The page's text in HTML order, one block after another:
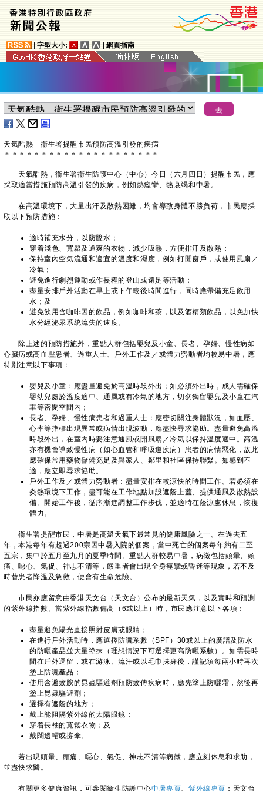
字型大小: 網頁指南
天氣酷熱 衞生署提醒市民預防高溫引發的疾病
＊ ＊ ＊ ＊ ＊ ＊ ＊ ＊ ＊ ＊ ＊ ＊ ＊ ＊ ＊ ＊ ＊ ＊ ＊ ＊ ＊
天氣酷熱，衞生署衞生防護中心（中心）今日（六月四日）提醒市民，應
採取適當措施預防高溫引發的疾病，例如熱痙攣、熱衰竭和中暑。
在高溫環境下，大量出汗及散熱困難，均會導致身體不勝負荷，市民應採
取以下預防措施：
適時補充水分，以防脫水；
穿着淺色、寬鬆及通爽的衣物，減少吸熱，方便排汗及散熱；
保持室內空氣流通和適宜的溫度和濕度，例如打開窗戶，或使用風扇／
冷氣；
避免進行劇烈運動或作長程的登山或遠足等活動；
盡量安排戶外活動在早上或下午較後時間進行，同時應帶備充足飲用
水；及
避免飲用含咖啡因的飲品，例如咖啡和茶，以及酒精類飲品，以免加快
水分經泌尿系統流失的速度。
除上述的預防措施外，重點人群包括嬰兒及小童、長者、孕婦、慢性病如
心臟病或高血壓患者、過重人士、戶外工作及／或體力勞動者均較易中暑，應
特別注意以下事項：
嬰兒及小童：應盡量避免於高溫時段外出；如必須外出時，成人需確保
嬰幼兒處於溫度適中、通風或有冷氣的地方，切勿獨留嬰兒及小童在汽
車等密閉空間內；
長者、孕婦、慢性病患者和過重人士：應密切關注身體狀況，如血壓、
心率等指標出現異常或病情出現波動，應盡快尋求協助。盡量避免高溫
時段外出，在室內時要注意通風或開風扇／冷氣以保持溫度適中。高溫
亦有機會導致慢性病（如心血管和呼吸道疾病）患者的病情惡化，故此
應確保常用藥物儲備充足及與家人、鄰里和社區保持聯繫。如感到不
適，應立即尋求協助。
戶外工作及／或體力勞動者：盡量安排在較涼快的時間工作。若必須在
炎熱環境下工作，盡可能在工作地點加設遮蔭上蓋、提供通風及散熱設
備。開始工作後，循序漸進調整工作步伐，並適時在蔭涼處休息，恢復
體力。
衞生署提醒市民，中暑是高溫天氣下最常見的健康風險之一。在過去五
年，本港每年有超過200宗因中暑入院的個案，當中死亡的個案每年約有二至
五宗，集中於五月至九月的夏季時間。重點人群較易中暑，病徵包括頭暈、頭
痛、噁心、氣促、神志不清等，嚴重者會出現全身痙攣或昏迷等現象，若不及
時替患者降溫及急救，便會有生命危險。
​市民亦應留意由香港天文台（天文台）公布的最新天氣，以及實時和預測
的紫外線指數。當紫外線指數偏高（6或以上）時，市民應注意以下各項：
盡量避免陽光直接照射皮膚或眼睛；
在進行戶外活動時，應選擇防曬系數（SPF）30或以上的廣譜及防水
的防曬產品並大量塗抹（理想情況下可選擇更高防曬系數）。如需長時
間在戶外逗留，或在游泳、流汗或以毛巾抺身後，謹記須每兩小時再次
塗上防曬產品；
使用含避蚊胺的昆蟲驅避劑預防蚊傳疾病時，應先塗上防曬霜，然後再
塗上昆蟲驅避劑；
選擇有遮蔭的地方；
戴上能阻隔紫外線的太陽眼鏡；
穿着長袖的寬鬆衣物；及
戴闊邊帽或撐傘。
若出現頭暈、頭痛、噁心、氣促、神志不清等病徵，應立刻休息和求助，
並盡快求醫。
有關更多健康資訊，可參閱衞生防護中心中暑專頁、紫外線專頁 ；天文台